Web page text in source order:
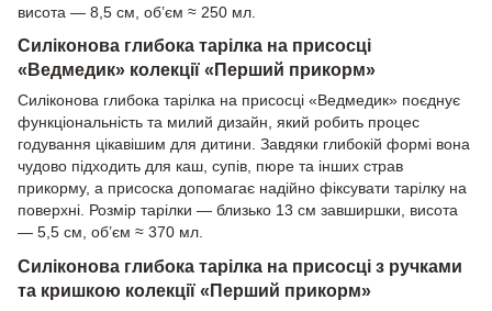
висота — 8,5 см, об’єм ≈ 250 мл.
Силіконова глибока тарілка на присосці
«Ведмедик» колекції «Перший прикорм»
Силіконова глибока тарілка на присосці «Ведмедик» поєднує
функціональність та милий дизайн, який робить процес
годування цікавішим для дитини. Завдяки глибокій формі вона
чудово підходить для каш, супів, пюре та інших страв
прикорму, а присоска допомагає надійно фіксувати тарілку на
поверхні. Розмір тарілки — близько 13 см завширшки, висота
— 5,5 см, об’єм ≈ 370 мл.
Силіконова глибока тарілка на присосці з ручками
та кришкою колекції «Перший прикорм»